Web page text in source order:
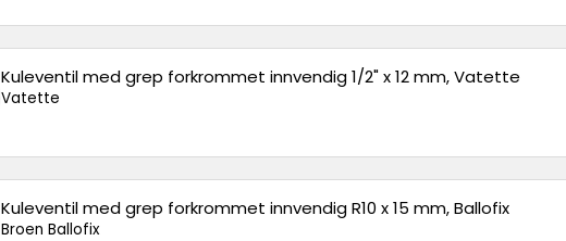
Kuleventil med grep forkrommet innvendig 1/2" x 12 mm, Vatette
Vatette
Kuleventil med grep forkrommet innvendig R10 x 15 mm, Ballofix
Broen Ballofix